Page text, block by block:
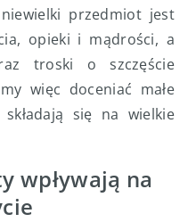
przedmiot jest
opieki i mądrości, a
troski o szczęście
więc doceniać małe
się na wielkie
wpływają na